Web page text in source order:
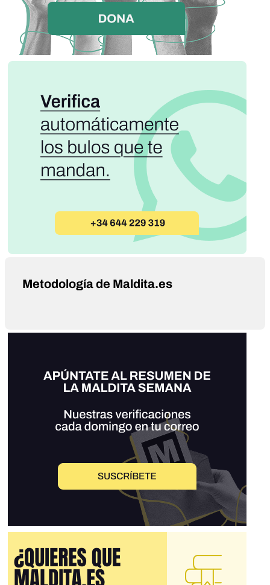
Metodología de Maldita.es